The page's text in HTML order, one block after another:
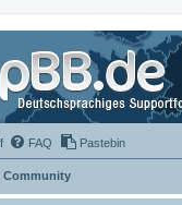
FAQ Pastebin
Community